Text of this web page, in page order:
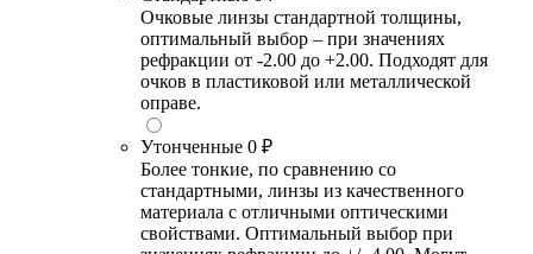
Очковые линзы стандартной толщины,
оптимальный выбор – при значениях
рефракции от -2.00 до +2.00. Подходят для
очков в пластиковой или металлической
оправе.
Утонченные 0 ₽
Более тонкие, по сравнению со
стандартными, линзы из качественного
материала с отличными оптическими
свойствами. Оптимальный выбор при